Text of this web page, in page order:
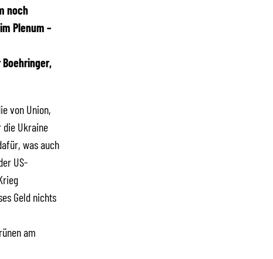
noch
Plenum –
von Union,
die Ukraine
was auch
US-
Geld nichts
am